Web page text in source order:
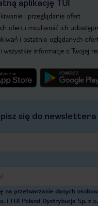
aplikację TUI
i przeglądanie ofert
ofert i możliwość ich
i ostatnio oglądanych
wszystkie informacje o Twojej
się do newslettera
na przetwarzanie danych
i TUI Poland Dystrybucja Sp. z